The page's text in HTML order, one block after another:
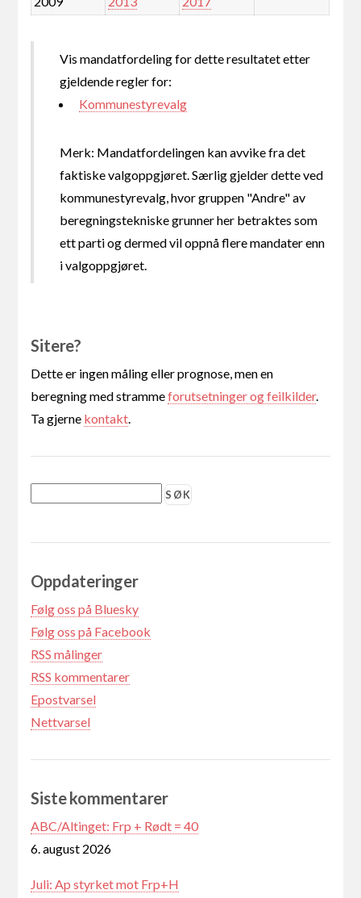
Vis mandatfordeling for dette resultatet etter
gjeldende regler for:
Kommunestyrevalg
Merk: Mandatfordelingen kan avvike fra det
faktiske valgoppgjøret. Særlig gjelder dette ved
kommunestyrevalg, hvor gruppen "Andre" av
beregningstekniske grunner her betraktes som
ett parti og dermed vil oppnå flere mandater enn
i valgoppgjøret.
Sitere?
Dette er ingen måling eller prognose, men en
beregning med strammeforutsetninger og feilkilder.
Ta gjerne kontakt.
Oppdateringer
Følg oss på Bluesky
Følg oss på Facebook
RSS målinger
RSS kommentarer
Epostvarsel
Nettvarsel
Siste kommentarer
ABC/Altinget: Frp + Rødt = 40
6. august 2026
Juli: Ap styrket mot Frp+H